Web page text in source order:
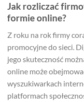
Jak rozliczać
formie online?
Z roku na rok firmy
promocyjne do sieci.
jego skuteczność
online może
wyszukiwarkach
platformach